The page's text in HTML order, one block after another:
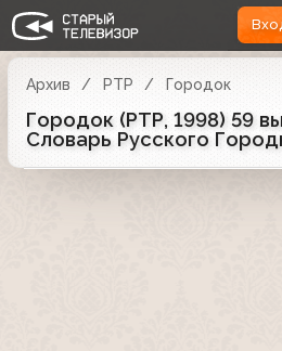
Архив РТР Городок
Городок (РТР, 1998) 59
Словарь Русского